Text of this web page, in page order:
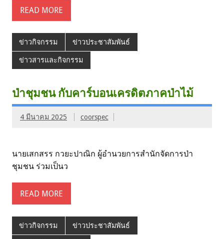
READ MORE
ข่าวกิจกรรม ข่าวประชาสัมพันธ์
ข่าวสารและกิจกรรม
ป่าชุมชน กับคาร์บอนเครดิตภาคป่าไม้
4 มีนาคม 2025 coorspec
นายเสกสรร กวยะปาณิก ผู้อำนวยการสำนักจัดการป่า
ชุมชน ร่วมเป็นว
READ MORE
ข่าวกิจกรรม ข่าวประชาสัมพันธ์